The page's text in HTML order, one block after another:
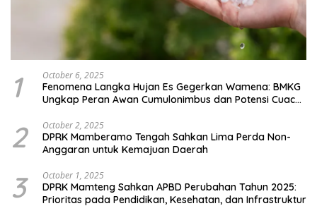
1 October 6, 2025
Fenomena Langka Hujan Es Gegerkan Wamena: BMKG
Ungkap Peran Awan Cumulonimbus dan Potensi Cuaca
2 October 2, 2025
DPRK Mamberamo Tengah Sahkan Lima Perda Non-
Anggaran untuk Kemajuan Daerah
3 October 1, 2025
DPRK Mamteng Sahkan APBD Perubahan Tahun 2025:
Prioritas pada Pendidikan, Kesehatan, dan Infrastruktur